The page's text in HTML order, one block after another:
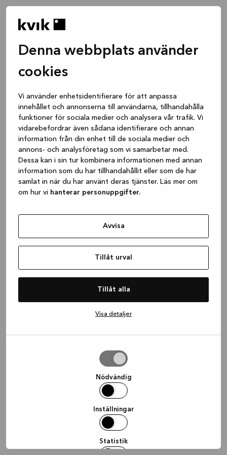
Denna webbplats använder
cookies
Vi använder enhetsidentifierare för att anpassa
innehållet och annonserna till användarna, tillhandahålla
funktioner för sociala medier och analysera vår trafik. Vi
vidarebefordrar även sådana identifierare och annan
information från din enhet till de sociala medier och
annons- och analysföretag som vi samarbetar med.
Dessa kan i sin tur kombinera informationen med annan
information som du har tillhandahållit eller som de har
samlat in när du har använt deras tjänster. Läs mer om
om hur vi hanterar personuppgifter.
Avvisa
Tillåt urval
Tillåt alla
Visa detaljer
Nödvändig
Inställningar
Statistik
(see the browser console for more
information).